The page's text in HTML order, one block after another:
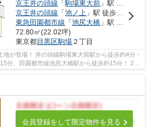
京王井の頭線 「駒場東大前 」駅 徒歩4分
京王井の頭線 「池ノ上 」駅 徒歩15分
東急田園都市線 「池尻大橋 」駅 徒歩15分
72.80㎡(22.02坪)
東京都目黒区駒場２丁目
地が登場！ 井の頭線駒場東大前駅から徒歩約4分・
分、田園都市線池尻大橋駅から徒歩約15分！ 2路
便利な立地に位置した物...
会員登録をして限定物件を見る